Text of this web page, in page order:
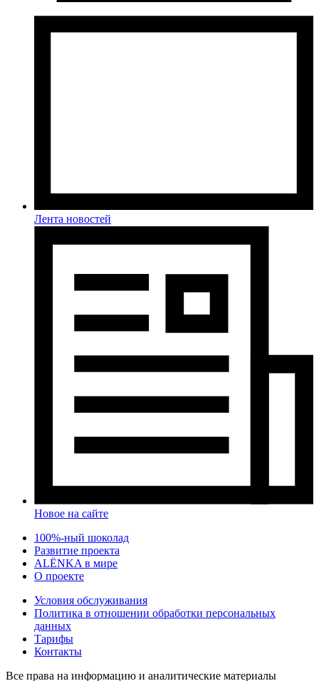
Лента новостей
Новое на сайте
100%-ный шоколад
Развитие проекта
ALЁNKA в мире
О проекте
Условия обслуживания
Политика в отношении обработки персональных
данных
Тарифы
Контакты
Все права на информацию и аналитические материалы